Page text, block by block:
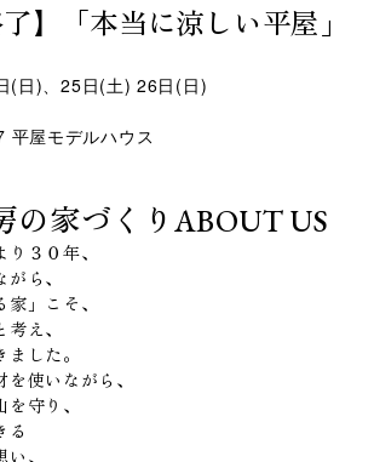
】「本当に涼しい平屋」
(日)、25日(土) 26日(日)
平屋モデルハウス
の家づくり ABOUT US
３０年、
ら、
」こそ、
え、
した。
使いながら、
守り、
る
、